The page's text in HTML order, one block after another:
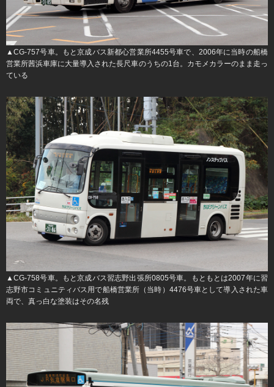
▲CG-757号車。もと京成バス新都心営業所4455号車で、2006年に当時の船橋
営業所茜浜車庫に大量導入された長尺車のうちの1台。カモメカラーのまま走っ
ている
▲CG-758号車。もと京成バス習志野出張所0805号車。もともとは2007年に習
志野市コミュニティバス用で船橋営業所（当時）4476号車として導入された車
両で、真っ白な塗装はその名残